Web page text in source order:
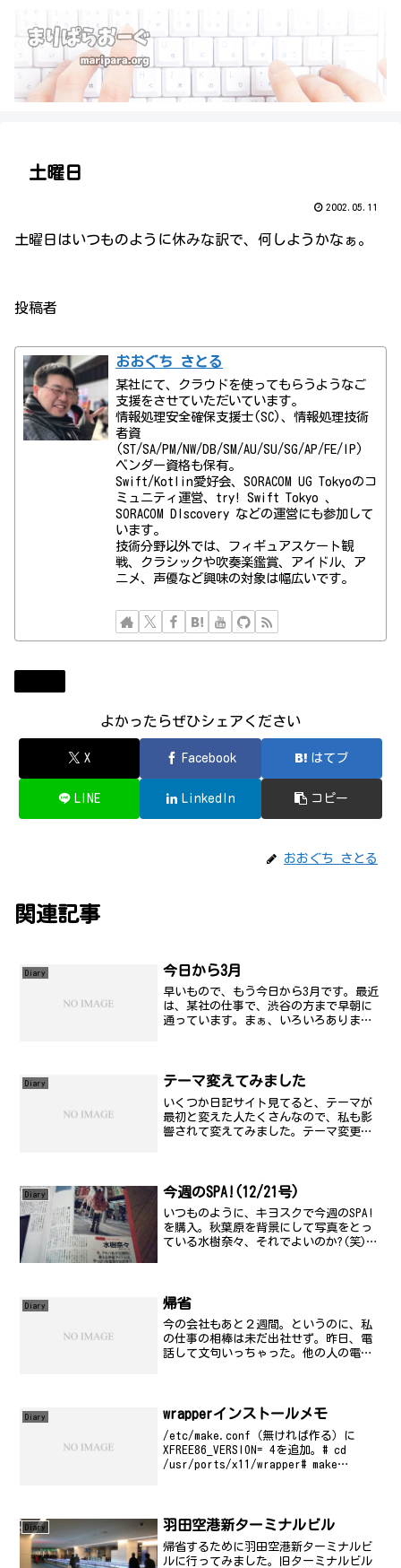
土曜日
2002.05.11
土曜日はいつものように休みな訳で、何しようかなぁ。
投稿者
おおぐち さとる
某社にて、クラウドを使ってもらうようなご
支援をさせていただいています。
情報処理安全確保支援士(SC)、情報処理技術
者資
(ST/SA/PM/NW/DB/SM/AU/SU/SG/AP/FE/IP)
ベンダー資格も保有。
Swift/Kotlin愛好会、SORACOM UG Tokyoのコ
ミュニティ運営、try! Swift Tokyo 、
SORACOM DIscovery などの運営にも参加して
います。
技術分野以外では、フィギュアスケート観
戦、クラシックや吹奏楽鑑賞、アイドル、ア
ニメ、声優など興味の対象は幅広いです。
よかったらぜひシェアください
X Facebook はてブ
LINE LinkedIn コピー
おおぐち さとる
関連記事
Diary 今日から3月
早いもので、もう今日から3月です。最近
は、某社の仕事で、渋谷の方まで早朝に
通っています。まぁ、いろいろあります
もしれませんがご容赦...
Diary テーマ変えてみました
いくつか日記サイト見てると、テーマが
最初と変えた人たくさんなので、私も影
響されて変えてみました。テーマ変更を
Diary 今週のSPA!(12/21号)
いつものように、キヨスクで今週のSPA!
を購入。秋葉原を背景にして写真をとっ
ている水樹奈々、それでよいのか?(笑)
まぁ...
Diary 帰省
今の会社もあと２週間。というのに、私
の仕事の相棒は未だ出社せず。昨日、電
話して文句いっちゃった。他の人の電話
て言ったら、少しは変わる...
Diary wrapperインストールメモ
/etc/make.conf（無ければ作る）に
XFREE86_VERSION= 4を追加。# cd
/usr/ports/x11/wrapper# make
Diary 羽田空港新ターミナルビル
帰省するために羽田空港新ターミナルビ
ルに行ってみました。旧ターミナルビル